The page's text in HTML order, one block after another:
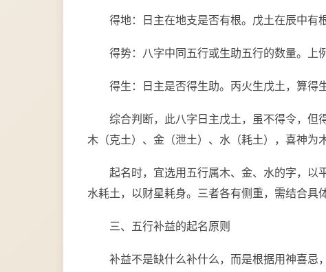
得地：日主在地支是否有根。戊土在辰中有
得势：八字中同五行或生助五行的数量。上
得生：日主是否得生助。丙火生戊土，算得生
综合判断，此八字日主戊土，虽不得令，但
木（克土）、金（泄土）、水（耗土），喜神为
起名时，宜选用五行属木、金、水的字，以
水耗土，以财星耗身。三者各有侧重，需结合具
三、五行补益的起名原则
补益不是缺什么补什么，而是根据用神喜忌